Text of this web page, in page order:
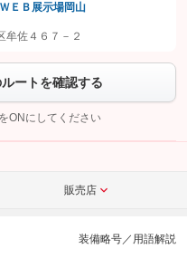
加してから「許可する」ボタンを押
て問い合わせを
ＥＢ展示場岡山
牟佐４６７－２
ートを確認する
ONにしてください
販売店
装備略号／用語解説